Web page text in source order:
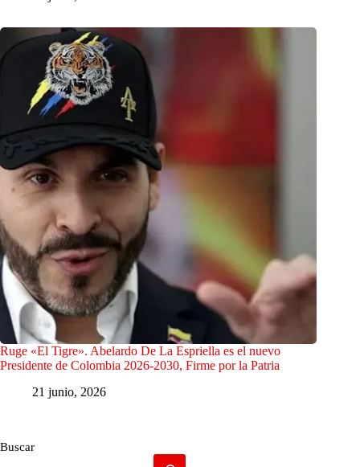
Ruge «El Tigre». Abelardo De La Espriella es el nuevo
Presidente de Colombia 2026-2030, Firme por la Patria
21 junio, 2026
Buscar